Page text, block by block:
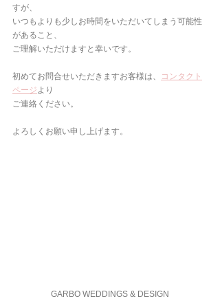
すが、
いつもよりも少しお時間をいただいてしまう可能性
があること、
ご理解いただけますと幸いです。
初めてお問合せいただきますお客様は、
コンタクト
ページより
ご連絡ください。
よろしくお願い申し上げます。
GARBO WEDDINGS & DESIGN